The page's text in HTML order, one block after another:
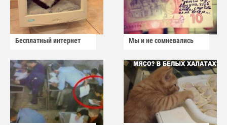
Бесплатный интернет Мы и не сомневались